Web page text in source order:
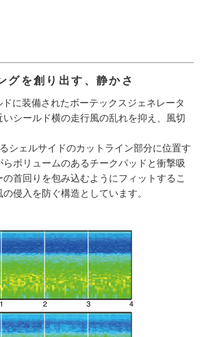
グを創り出す、静かさ
に装備されたボーテックスジェネレータ
シールド横の走行風の乱れを抑え、風切
シェルサイドのカットライン部分に位置す
ボリュームのあるチークパッドと衝撃吸
首回りを包み込むようにフィットするこ
侵入を防ぐ構造としています。